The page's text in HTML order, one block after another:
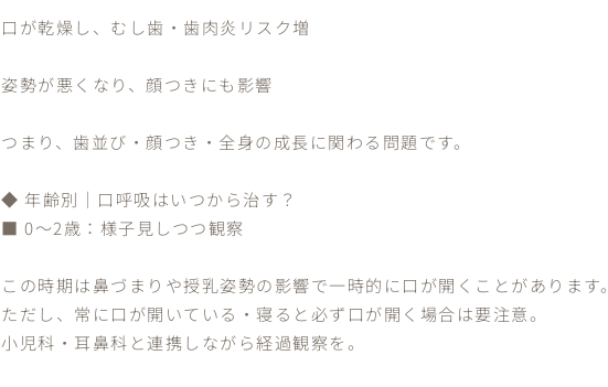
口が乾燥し、むし歯・歯肉炎リスク増
姿勢が悪くなり、顔つきにも影響
つまり、歯並び・顔つき・全身の成長に関わる問題です。
◆ 年齢別｜口呼吸はいつから治す？
■ 0〜2歳：様子見しつつ観察
この時期は鼻づまりや授乳姿勢の影響で一時的に口が開くことがあります。
ただし、常に口が開いている・寝ると必ず口が開く場合は要注意。
小児科・耳鼻科と連携しながら経過観察を。